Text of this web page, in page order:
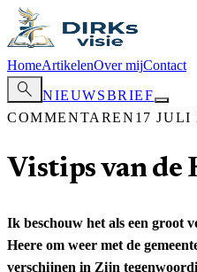
HomeArtikelenOver mijContact
search
NIEUWSBRIEF
COMMENTAREN 17 JULI
Vistips van de
Ik beschouw het als een groot
Heere om weer met de
verschijnen in Zijn